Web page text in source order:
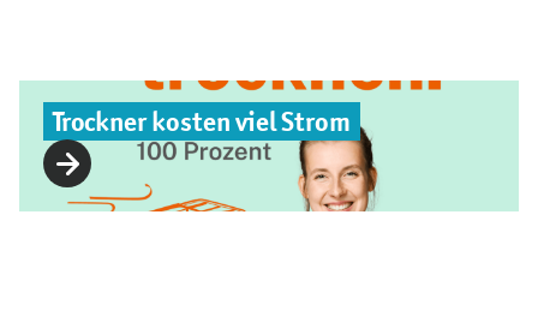
Trockner kosten viel Strom